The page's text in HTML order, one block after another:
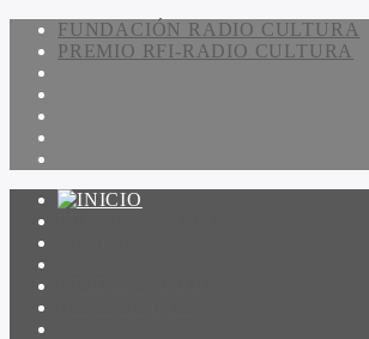
FUNDACIÓN RADIO CULTURA
PREMIO RFI-RADIO CULTURA